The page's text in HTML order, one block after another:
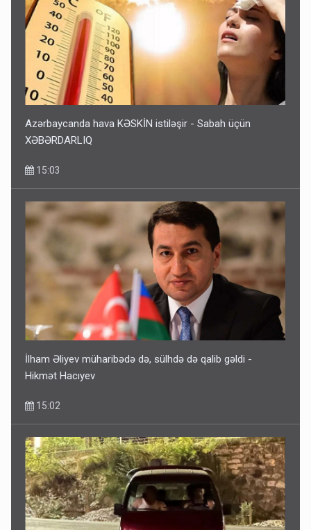
Azərbaycanda hava KƏSKİN istiləşir - Sabah üçün
XƏBƏRDARLIQ
15:03
İlham Əliyev müharibədə də, sülhdə də qalib gəldi -
Hikmət Hacıyev
15:02